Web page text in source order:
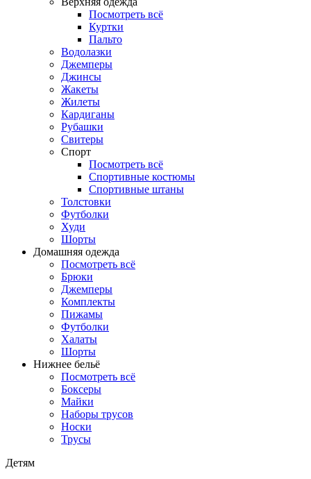
Посмотреть всё
Куртки
Пальто
Водолазки
Джемперы
Джинсы
Жакеты
Жилеты
Кардиганы
Рубашки
Свитеры
Спорт
Посмотреть всё
Спортивные костюмы
Спортивные штаны
Толстовки
Футболки
Худи
Шорты
Домашняя одежда
Посмотреть всё
Брюки
Джемперы
Комплекты
Пижамы
Футболки
Халаты
Шорты
Нижнее бельё
Посмотреть всё
Боксеры
Майки
Наборы трусов
Носки
Трусы
Детям